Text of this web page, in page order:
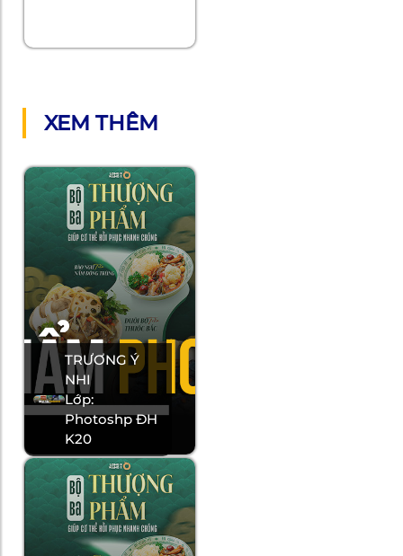
XEM THÊM
TRƯƠNG Ý
NHI
Lớp:
Photoshp ĐH
K20